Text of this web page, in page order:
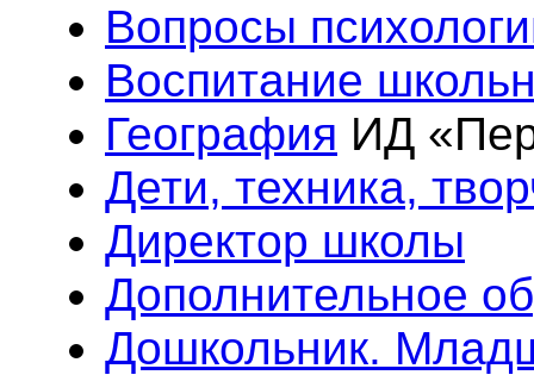
Вопросы
Воспитание
География ИД
Дети, техника,
Директор школы
Дополнительное
Дошкольник.